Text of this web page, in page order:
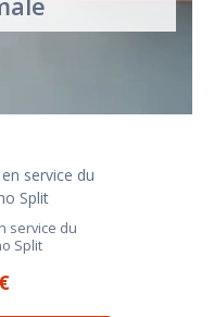
service du
Split